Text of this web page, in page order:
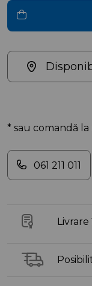
* sau comandă
061 211 011